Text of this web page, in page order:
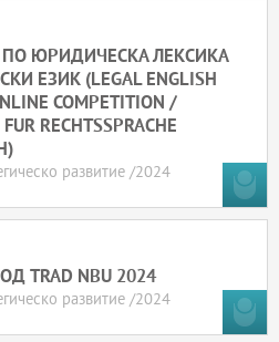
ЮРИДИЧЕСКА ЛЕКСИКА
ЕЗИК (LEGAL ENGLISH
COMPETITION /
RECHTSSPRACHE
развитие /2024
TRAD NBU 2024
развитие /2024